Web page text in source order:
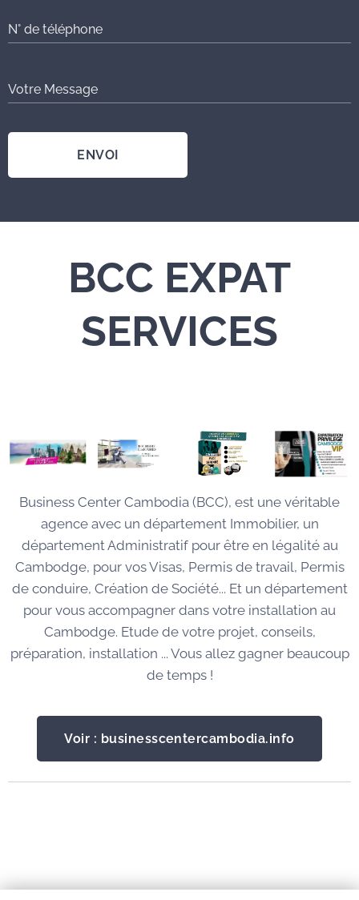
N° de téléphone
Votre Message
ENVOI
BCC EXPAT
SERVICES
Business Center Cambodia (BCC), est une véritable
agence avec un département Immobilier, un
département Administratif pour être en légalité au
Cambodge, pour vos Visas, Permis de travail, Permis
de conduire, Création de Société... Et un département
pour vous accompagner dans votre installation au
Cambodge. Etude de votre projet, conseils,
préparation, installation ... Vous allez gagner beaucoup
de temps !
Voir : businesscentercambodia.info